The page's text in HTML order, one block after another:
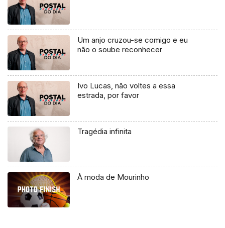
Um anjo cruzou-se comigo e eu
não o soube reconhecer
Ivo Lucas, não voltes a essa
estrada, por favor
Tragédia infinita
À moda de Mourinho